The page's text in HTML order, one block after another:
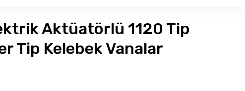
Aktüatörlü 1120 Tip
Tip Kelebek Vanalar